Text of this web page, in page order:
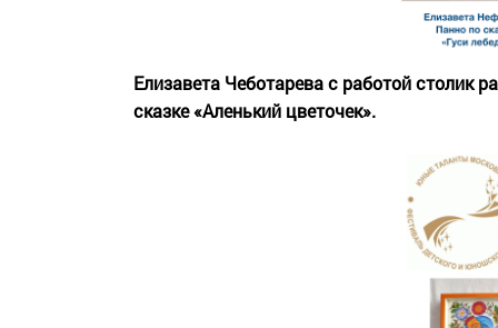
Елизавета Чеботарева с работой столик
сказке «Аленький цветочек».